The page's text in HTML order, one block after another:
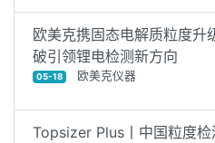
欧美克携固态电解质粒度升
破引领锂电检测新方向
05-18 欧美克仪器
Topsizer Plus丨中国粒度